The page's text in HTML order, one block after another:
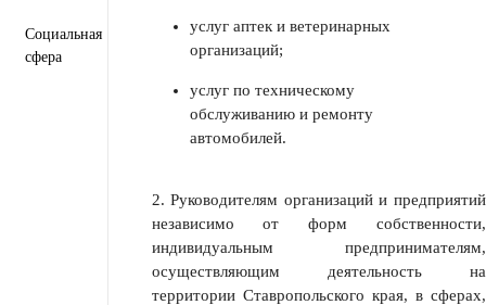
Социальная
сфера
услуг аптек и ветеринарных
организаций;
услуг по техническому
обслуживанию и ремонту
автомобилей.
2. Руководителям организаций и предприятий
независимо от форм собственности,
индивидуальным предпринимателям,
осуществляющим деятельность на
территории Ставропольского края, в сферах,